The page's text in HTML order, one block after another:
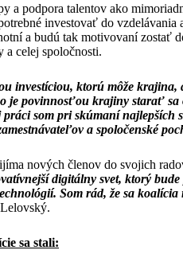
a podpora talentov ako
investovať do
a budú tak motivovaní zostať
a celej spoločnosti.
investíciou, ktorú môže
povinnosťou krajiny starať sa
práci som pri skúmaní
a spoločenské
nových členov do svojich
digitálny svet, ktorý
Som rád, že sa
sa stali: